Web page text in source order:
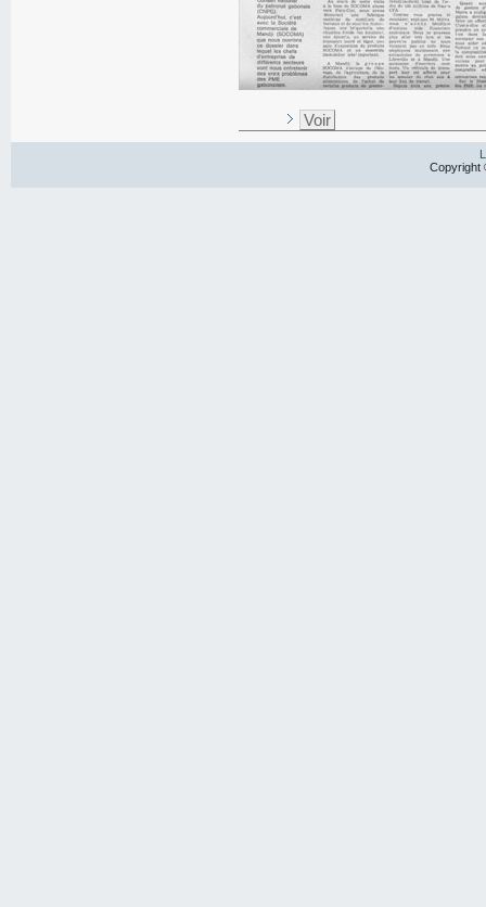
Voir
Copyright